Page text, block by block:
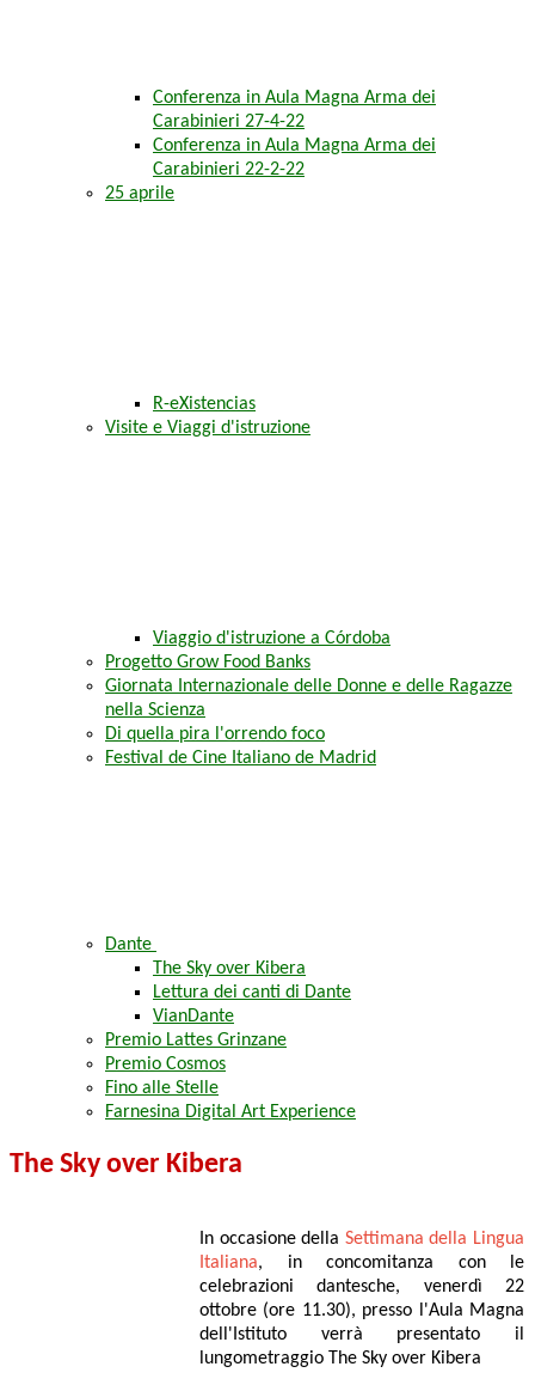
Conferenza in Aula Magna Arma dei
Carabinieri 27-4-22
Conferenza in Aula Magna Arma dei
Carabinieri 22-2-22
25 aprile
R-eXistencias
Visite e Viaggi d'istruzione
Viaggio d'istruzione a Córdoba
Progetto Grow Food Banks
Giornata Internazionale delle Donne e delle Ragazze
nella Scienza
Di quella pira l'orrendo foco
Festival de Cine Italiano de Madrid
Dante
The Sky over Kibera
Lettura dei canti di Dante
VianDante
Premio Lattes Grinzane
Premio Cosmos
Fino alle Stelle
Farnesina Digital Art Experience
The Sky over Kibera
In occasione della Settimana della Lingua
Italiana, in concomitanza con le
celebrazioni dantesche, venerdì 22
ottobre (ore 11.30), presso l'Aula Magna
dell'Istituto verrà presentato il
lungometraggio The Sky over Kibera